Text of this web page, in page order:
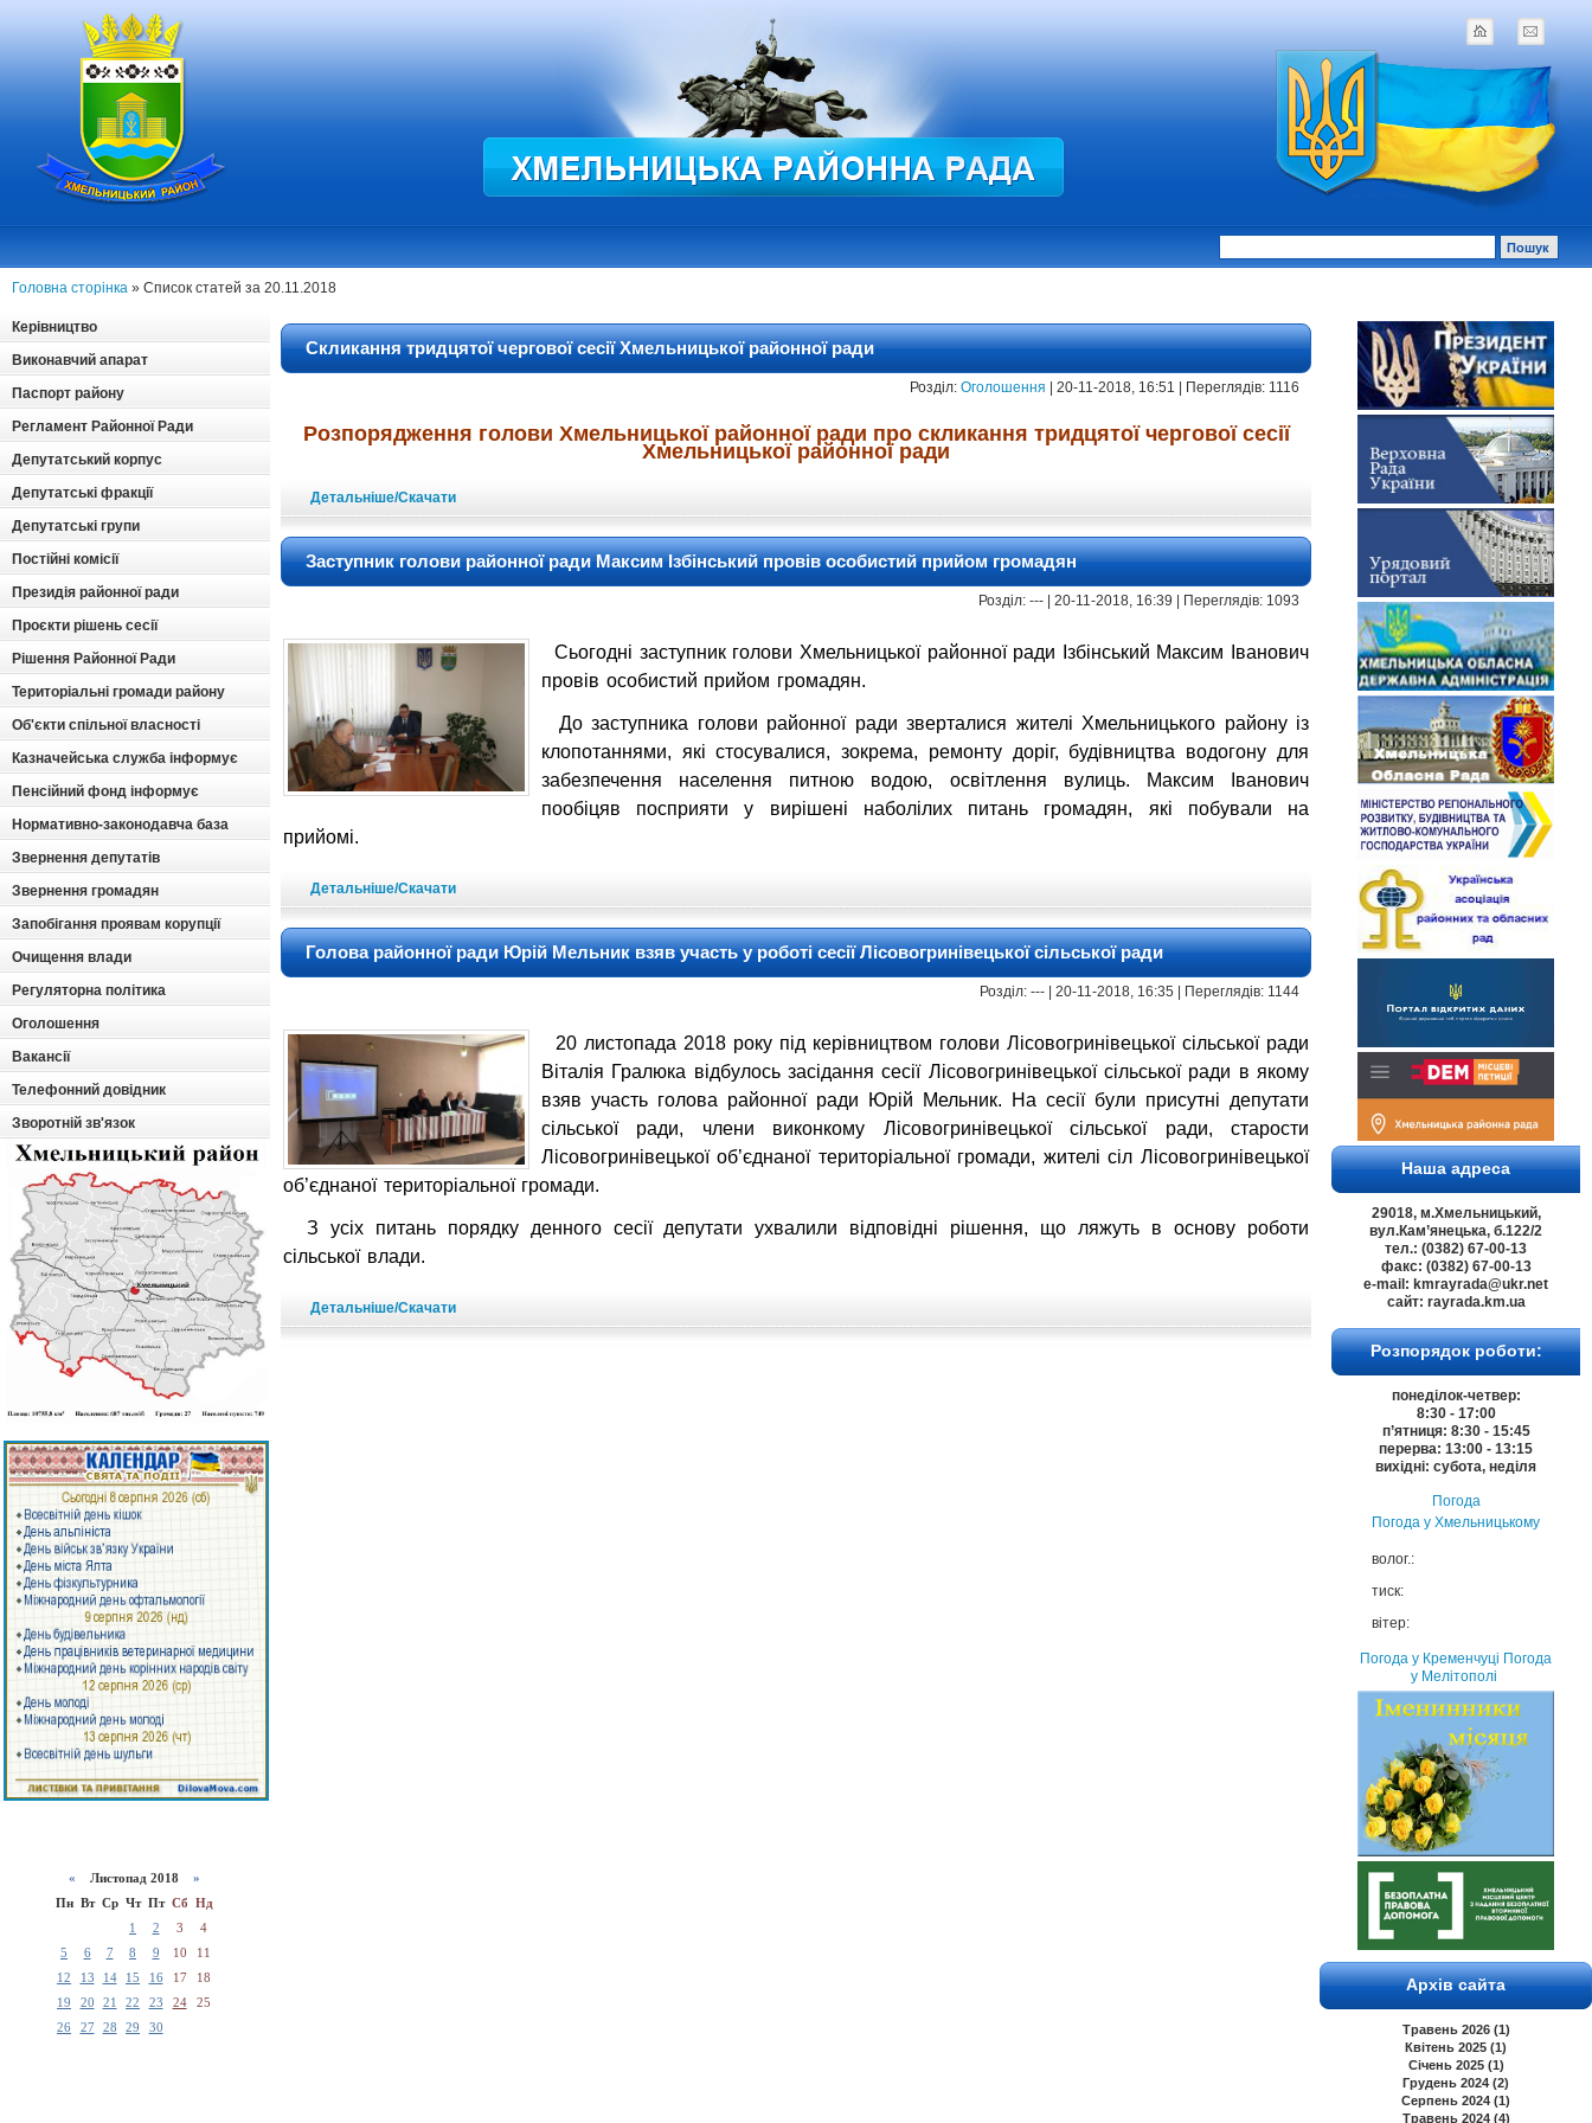
Головна сторінка » Список статей за 20.11.2018
Керівництво
Виконавчий апарат
Паспорт району
Регламент Районної Ради
Депутатський корпус
Депутатські фракції
Депутатські групи
Постійні комісії
Президія районної ради
Проєкти рішень сесії
Рішення Районної Ради
Територіальні громади району
Об'єкти спільної власності
Казначейська служба інформує
Пенсійний фонд інформує
Нормативно-законодавча база
Звернення депутатів
Звернення громадян
Запобігання проявам корупції
Очищення влади
Регуляторна політика
Оголошення
Вакансії
Телефонний довідник
Зворотній зв'язок
« Листопад 2018 »
Пн Вт Ср Чт Пт Сб Нд
1
2 3
4
5
6 7 8 9 10
11
12
13 14 15 16 17
18
19
20 21 22 23 24
25
26
27 28 29 30
Наша адреса
29018, м.Хмельницький,
вул.Кам’янецька, б.122/2
тел.: (0382) 67-00-13
факс: (0382) 67-00-13
e-mail: kmrayrada@ukr.net
сайт: rayrada.km.ua
Розпорядок роботи:
понеділок-четвер:
8:30 - 17:00
п’ятниця: 8:30 - 15:45
перерва: 13:00 - 13:15
вихідні: субота, неділя
Погода
Погода у Хмельницькому
волог.:
тиск:
вітер:
Погода у Кременчуці Погода
у Мелітополі
Архів сайта
Травень 2026 (1)
Квітень 2025 (1)
Січень 2025 (1)
Грудень 2024 (2)
Серпень 2024 (1)
Травень 2024 (4)
Скликання тридцятої чергової сесії Хмельницької районної ради
Розділ: Оголошення | 20-11-2018, 16:51 | Переглядів: 1116
Розпорядження голови Хмельницької районної ради про скликання тридцятої чергової сесії
Хмельницької районної ради
Детальніше/Скачати
Заступник голови районної ради Максим Ізбінський провів особистий прийом громадян
Розділ: --- | 20-11-2018, 16:39 | Переглядів: 1093
Сьогодні заступник голови Хмельницької районної ради Ізбінський Максим Іванович
провів особистий прийом громадян.
До заступника голови районної ради зверталися жителі Хмельницького району із
клопотаннями, які стосувалися, зокрема, ремонту доріг, будівництва водогону для
забезпечення населення питною водою, освітлення вулиць. Максим Іванович
пообіцяв посприяти у вирішені наболілих питань громадян, які побували на
прийомі.
Детальніше/Скачати
Голова районної ради Юрій Мельник взяв участь у роботі сесії Лісовогринівецької сільської ради
Розділ: --- | 20-11-2018, 16:35 | Переглядів: 1144
20 листопада 2018 року під керівництвом голови Лісовогринівецької сільської ради
Віталія Гралюка відбулось засідання сесії Лісовогринівецької сільської ради в якому
взяв участь голова районної ради Юрій Мельник. На сесії були присутні депутати
сільської ради, члени виконкому Лісовогринівецької сільської ради, старости
Лісовогринівецької об’єднаної територіальної громади, жителі сіл Лісовогринівецької
об’єднаної територіальної громади.
З усіх питань порядку денного сесії депутати ухвалили відповідні рішення, що ляжуть в основу роботи
сільської влади.
Детальніше/Скачати